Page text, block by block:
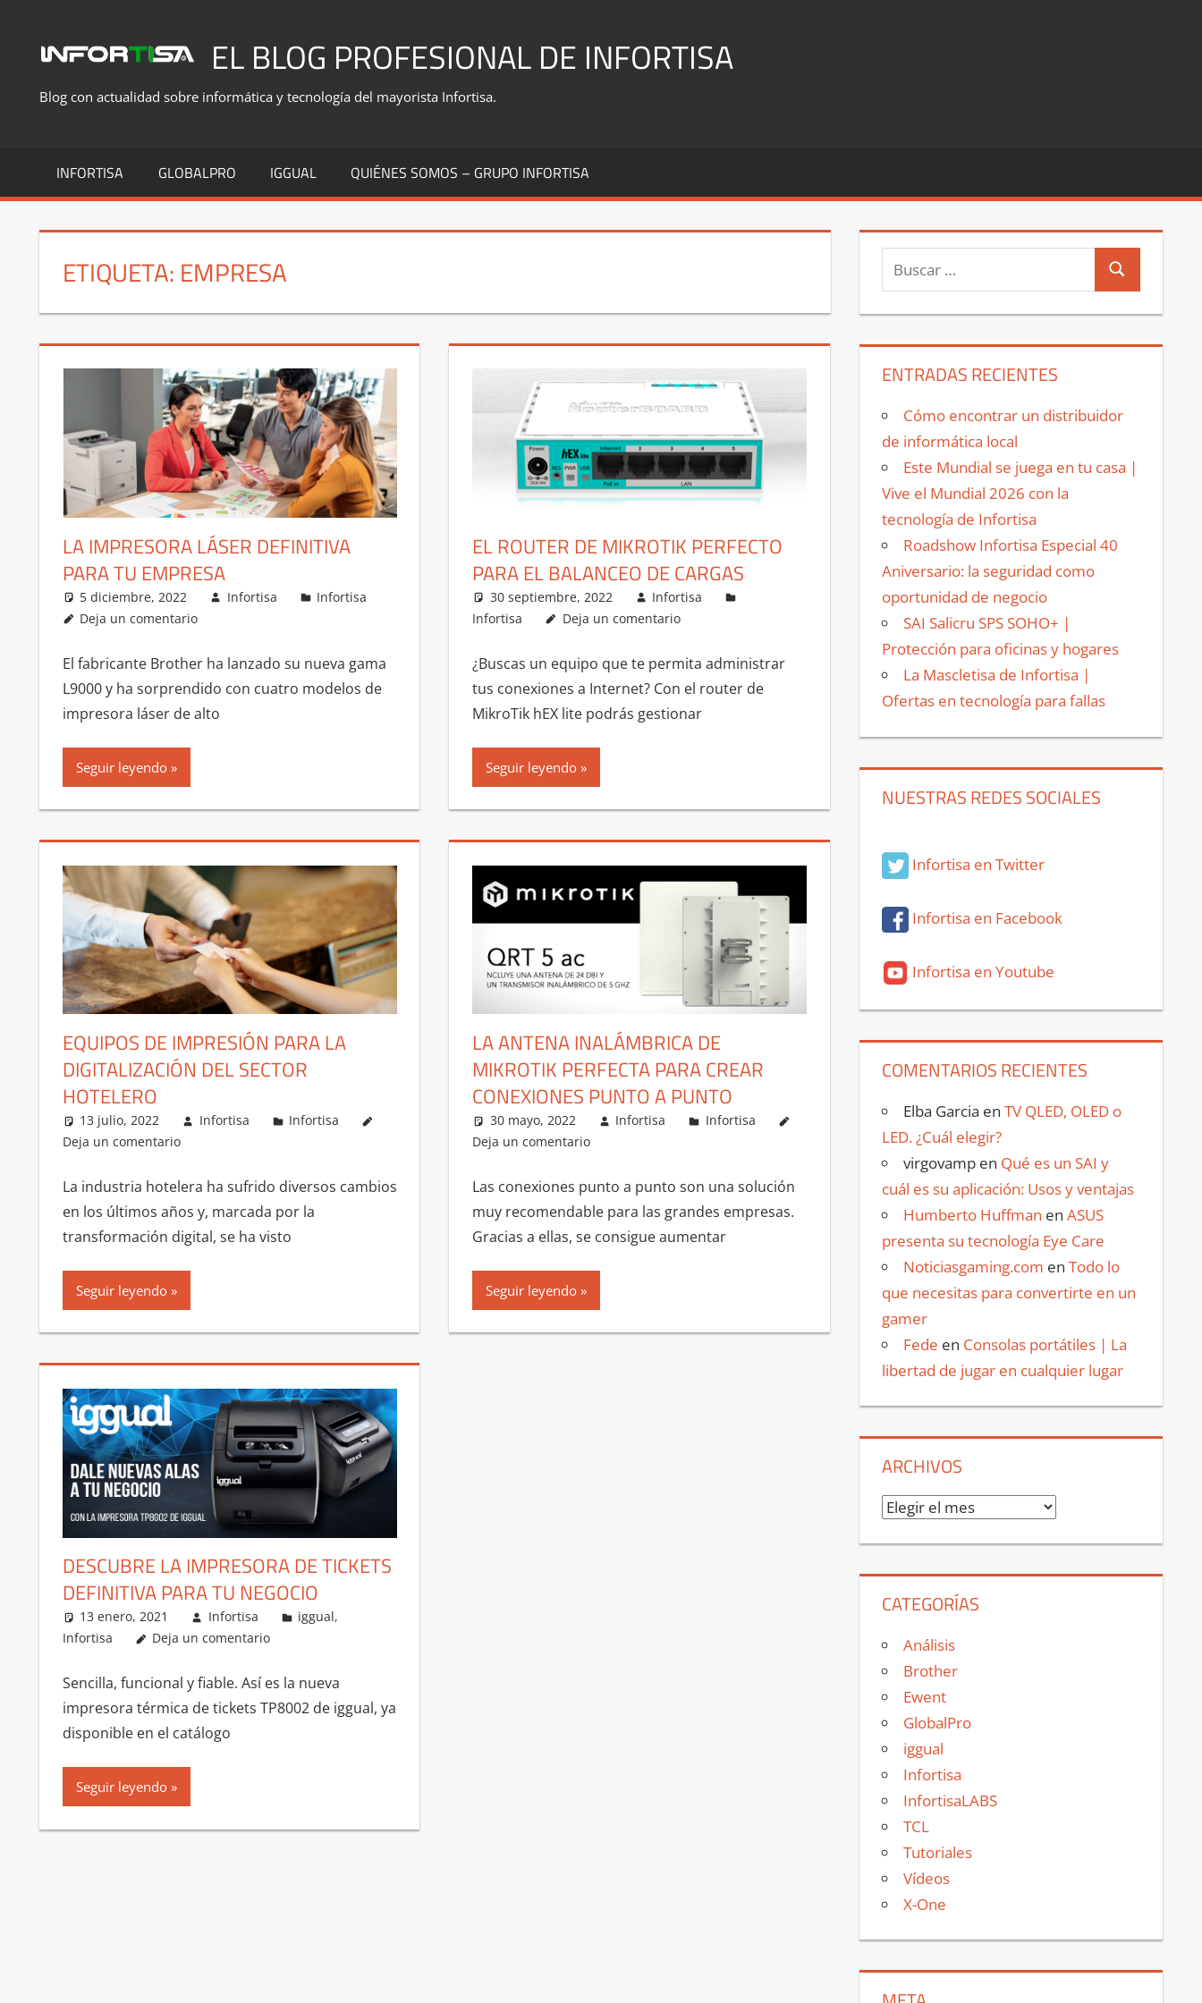
contenido
EL BLOG PROFESIONAL DE INFORTISA
Blog con actualidad sobre informática y tecnología del mayorista Infortisa.
INFORTISA GLOBALPRO IGGUAL QUIÉNES SOMOS – GRUPO INFORTISA
ETIQUETA: EMPRESA
LA IMPRESORA LÁSER DEFINITIVA
PARA TU EMPRESA
5 diciembre, 2022 Infortisa
Infortisa
Deja un comentario
El fabricante Brother ha lanzado su nueva gama
L9000 y ha sorprendido con cuatro modelos de
impresora láser de alto
Seguir leyendo
EL ROUTER DE MIKROTIK PERFECTO
PARA EL BALANCEO DE CARGAS
30 septiembre, 2022
Infortisa
Infortisa
Deja un comentario
¿Buscas un equipo que te permita administrar
tus conexiones a Internet? Con el router de
MikroTik hEX lite podrás gestionar
Seguir leyendo
EQUIPOS DE IMPRESIÓN PARA LA
DIGITALIZACIÓN DEL SECTOR
HOTELERO
13 julio, 2022 Infortisa
Infortisa
Deja un comentario
La industria hotelera ha sufrido diversos cambios
en los últimos años y, marcada por la
transformación digital, se ha visto
Seguir leyendo
LA ANTENA INALÁMBRICA DE
MIKROTIK PERFECTA PARA CREAR
CONEXIONES PUNTO A PUNTO
30 mayo, 2022 Infortisa
Infortisa
Deja un comentario
Las conexiones punto a punto son una solución
muy recomendable para las grandes empresas.
Gracias a ellas, se consigue aumentar
Seguir leyendo
DESCUBRE LA IMPRESORA DE TICKETS
DEFINITIVA PARA TU NEGOCIO
13 enero, 2021 Infortisa iggual,
Infortisa
Deja un comentario
Sencilla, funcional y fiable. Así es la nueva
impresora térmica de tickets TP8002 de iggual, ya
disponible en el catálogo
Seguir leyendo
Buscar:
Buscar
ENTRADAS RECIENTES
Cómo encontrar un distribuidor
de informática local
Este Mundial se juega en tu casa |
Vive el Mundial 2026 con la
tecnología de Infortisa
Roadshow Infortisa Especial 40
Aniversario: la seguridad como
oportunidad de negocio
SAI Salicru SPS SOHO+ |
Protección para oficinas y hogares
La Mascletisa de Infortisa |
Ofertas en tecnología para fallas
NUESTRAS REDES SOCIALES
Infortisa en Twitter
Infortisa en Facebook
Infortisa en Youtube
COMENTARIOS RECIENTES
Elba Garcia enTV QLED, OLED o
LED. ¿Cuál elegir?
virgovamp en Qué es un SAI y
cuál es su aplicación: Usos y ventajas
Humberto Huffman enASUS
presenta su tecnología Eye Care
Noticiasgaming.com enTodo lo
que necesitas para convertirte en un
gamer
Fede en Consolas portátiles | La
libertad de jugar en cualquier lugar
ARCHIVOS
Archivos
CATEGORÍAS
Análisis
Brother
Ewent
GlobalPro
iggual
Infortisa
InfortisaLABS
TCL
Tutoriales
Vídeos
X-One